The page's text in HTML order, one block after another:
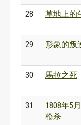
28 草地上的
29 形象的叛
30 馬拉之死
31
1808年5
枪杀